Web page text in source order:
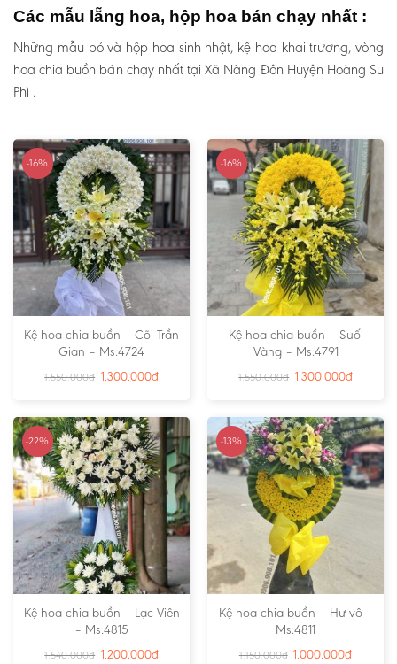
Các mẫu lẵng hoa, hộp hoa bán chạy nhất :
Những mẫu bó và hộp hoa sinh nhật, kệ hoa khai trương, vòng
hoa chia buồn bán chạy nhất tại Xã Nàng Đôn Huyện Hoàng Su
Phì .
-16%
Kệ hoa chia buồn – Cõi Trần
Gian – Ms:4724
1.550.000₫ 1.300.000₫
-16%
Kệ hoa chia buồn – Suối
Vàng – Ms:4791
1.550.000₫ 1.300.000₫
-22%
Kệ hoa chia buồn – Lạc Viên
– Ms:4815
1.540.000₫ 1.200.000₫
-13%
Kệ hoa chia buồn – Hư vô –
Ms:4811
1.150.000₫ 1.000.000₫